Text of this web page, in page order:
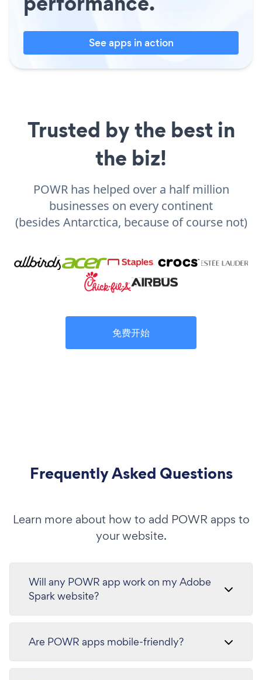
See apps in action
Trusted by the best in
the biz!
POWR has helped over a half million
businesses on every continent
(besides Antarctica, because of course not)
免费开始
Frequently Asked Questions
Learn more about how to add POWR apps to
your website.
Will any POWR app work on my Adobe
Spark website?
Are POWR apps mobile-friendly?